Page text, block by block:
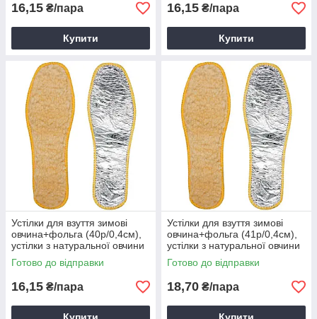
16,15 ₴/пара
Купити
16,15 ₴/пара
Купити
Устілки для взуття зимові
овчина+фольга (40р/0,4см),
устілки з натуральної овчини
та фольги
Готово до відправки
16,15 ₴/пара
Устілки для взуття зимові
овчина+фольга (41р/0,4см),
устілки з натуральної овчини
та фольги
Готово до відправки
18,70 ₴/пара